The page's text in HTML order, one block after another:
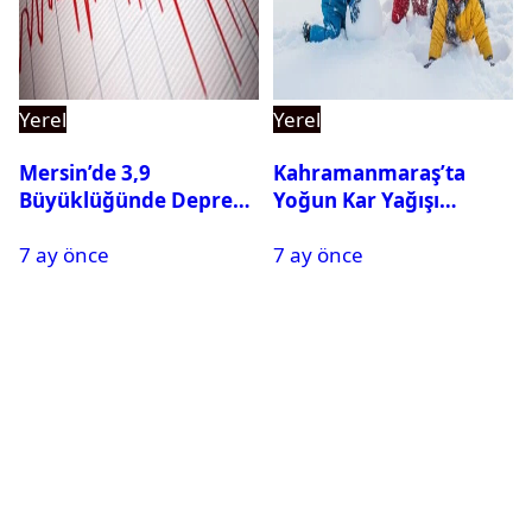
Yerel
Mersin’de 3,9
Büyüklüğünde Deprem
7 ay önce
Yerel
Kahramanmaraş’ta
Yoğun Kar Yağışı
Tatil
7 ay önce